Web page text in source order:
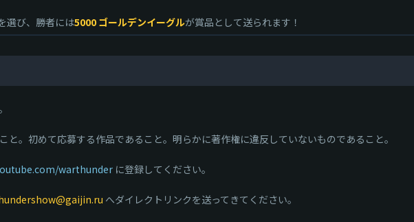
選び、勝者には5000 ゴールデンイーグルが賞品として送られます！
。初めて応募する作品であること。明らかに著作権に違反していないものであること。
warthunder に登録してください。
へダイレクトリンクを送ってきてください。